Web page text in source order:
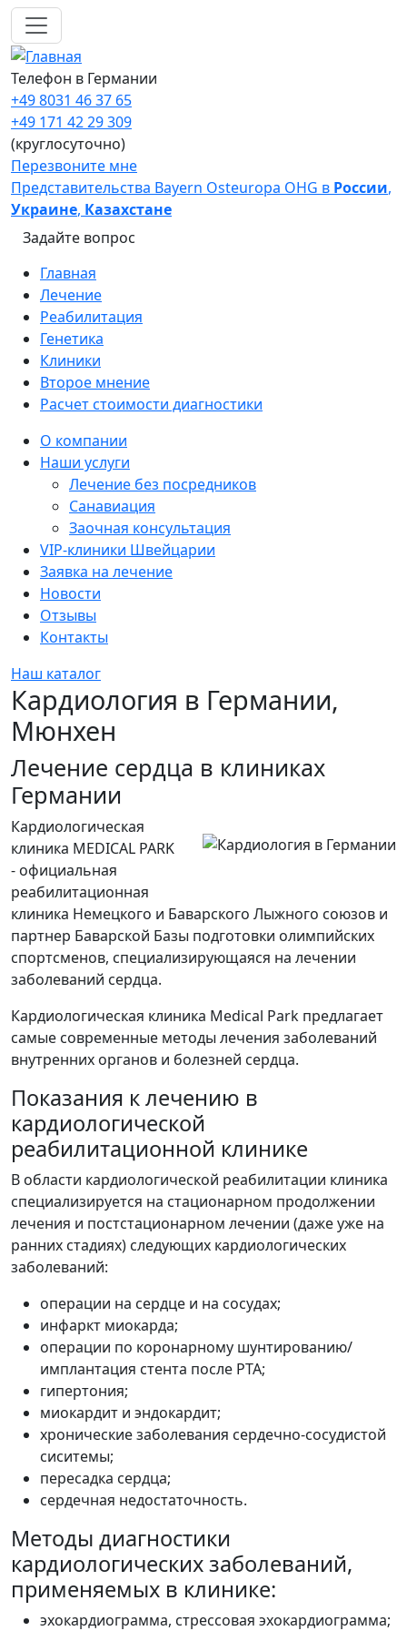
Перейти к основному содержанию
Телефон в Германии
+49 8031 46 37 65
+49 171 42 29 309
(круглосуточно)
Перезвоните мне
Представительства Bayern Osteuropa OHG в России,
Украине, Казахстане
Задайте вопрос
Main navigation
Главная
Лечение
Реабилитация
Генетика
Клиники
Второе мнение
Расчет стоимости диагностики
Sidebar
О компании
Наши услуги
Лечение без посредников
Санавиация
Заочная консультация
VIP-клиники Швейцарии
Заявка на лечение
Новости
Отзывы
Контакты
Наш каталог
Кардиология в Германии,
Мюнхен
Лечение сердца в клиниках
Германии
Кардиологическая
клиника MEDICAL PARK
- официальная
реабилитационная
клиника Немецкого и Баварского Лыжного союзов и
партнер Баварской Базы подготовки олимпийских
спортсменов, специализирующаяся на лечении
заболеваний сердца.
Кардиологическая клиника Medical Park предлагает
самые современные методы лечения заболеваний
внутренних органов и болезней сердца.
Показания к лечению в
кардиологической
реабилитационной клинике
В области кардиологической реабилитации клиника
специализируется на стационарном продолжении
лечения и постстационарном лечении (даже уже на
ранних стадиях) следующих кардиологических
заболеваний:
операции на сердце и на сосудах;
инфаркт миокарда;
операции по коронарному шунтированию/
имплантация стента после РТА;
гипертония;
миокардит и эндокардит;
хронические заболевания сердечно-сосудистой
сиситемы;
пересадка сердца;
сердечная недостаточность.
Методы диагностики
кардиологических заболеваний,
применяемых в клинике:
эхокардиограмма, стрессовая эхокардиограмма;